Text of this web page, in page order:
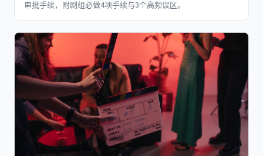
审批手续，附剧组必做4项手续与3个高频误区。